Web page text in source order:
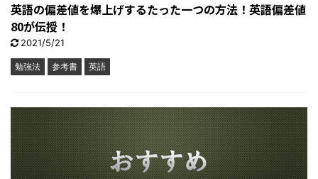
英語の偏差値を爆上げするたった一つの方法！英語偏差値
80が伝授！
2021/5/21
勉強法 参考書 英語